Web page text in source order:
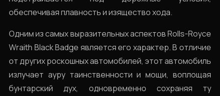
обеспечивая плавность и изящество хода.
Одним из самых выразительных аспектов Rolls-Royce
Wraith Black Badge является его характер. В отличие
от других роскошных автомобилей, этот автомобиль
излучает ауру таинственности и мощи, воплощая
бунтарский дух, одновременно сохраняя ту